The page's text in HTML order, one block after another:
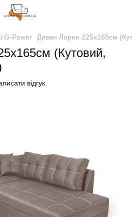
G-Power Диван Лорен 225х165см
(Кутовий,
відгук